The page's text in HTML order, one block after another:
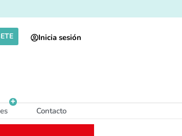
Inicia sesión
Contacto